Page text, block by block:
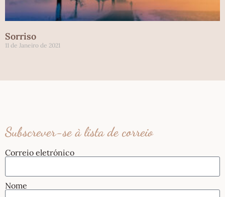
Sorriso
11 de Janeiro de 2021
Subscrever-se à lista de correio
Correio eletrónico
Nome